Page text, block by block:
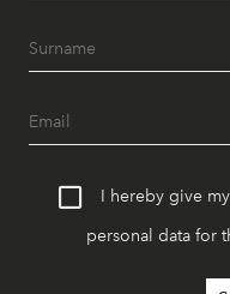
I hereby give
personal data for